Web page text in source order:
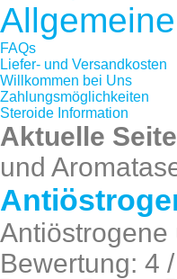
FAQs
Liefer- und Versandkosten
Willkommen bei Uns
Zahlungsmöglichkeiten
Steroide Information
Aktuelle
und
Antiöstrogene
Bewertung: 4 /